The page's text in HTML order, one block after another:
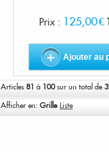
Prix : 125,00 €
Ajouter au
Articles 81 à 100sur un total de
Afficher en: Grille Liste